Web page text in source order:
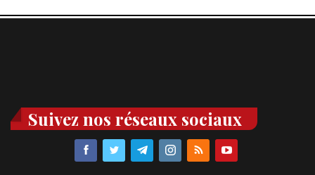
Suivez nos réseaux sociaux